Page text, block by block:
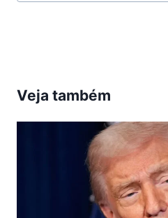
Veja também